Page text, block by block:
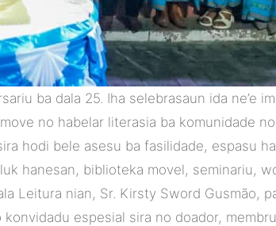
ba dala 25. Iha selebrasaun ida ne’e
no habelar literasia ba komunidade
hodi bele asesu ba fasilidade, espasu
hanesan, biblioteka movel, seminariu,
Leitura nian, Sr. Kirsty Sword Gusmão,
espesial sira no doador,